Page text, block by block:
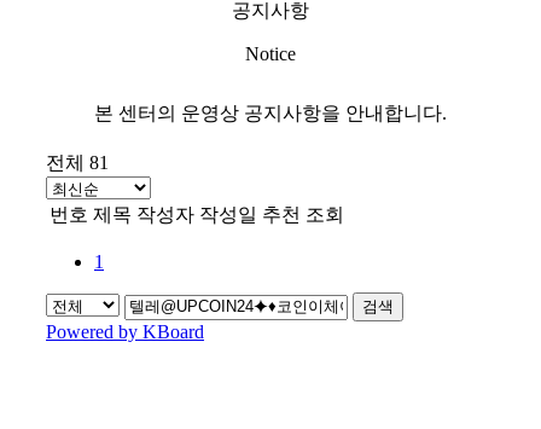
공지사항
Notice
본 센터의 운영상 공지사항을 안내합니다.
전체 81
번호 제목 작성자 작성일 추천 조회
1
검색
Powered by KBoard